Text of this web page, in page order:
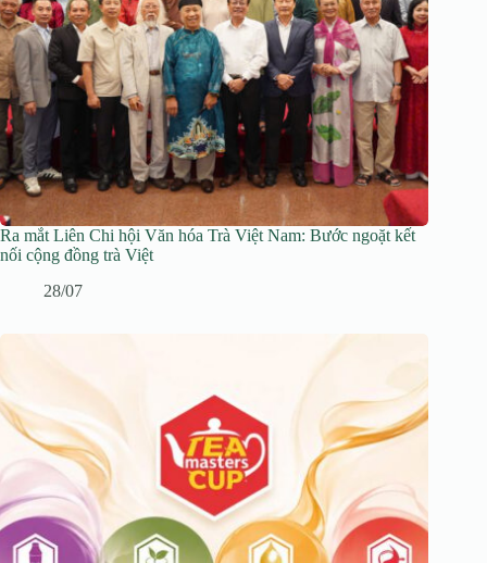
Ra mắt Liên Chi hội Văn hóa Trà Việt Nam: Bước ngoặt kết
nối cộng đồng trà Việt
28/07